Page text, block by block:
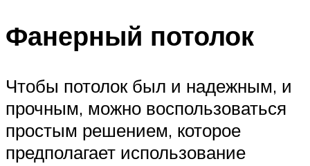
Фанерный потолок
Чтобы потолок был и надежным, и
прочным, можно воспользоваться
простым решением, которое
предполагает использование